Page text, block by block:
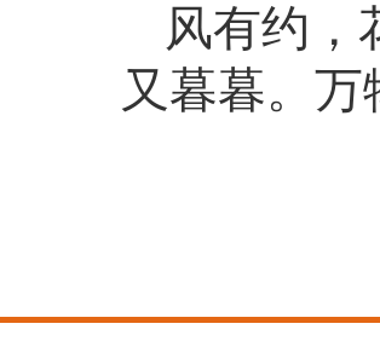
风有约，
又暮暮。